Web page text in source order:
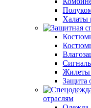
Халаты
Жилеты
Защита
отраслям